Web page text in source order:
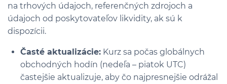
na trhových údajoch, referenčných zdrojoch a
údajoch od poskytovateľov likvidity, ak sú k
dispozícii.
Časté aktualizácie: Kurz sa počas globálnych
obchodných hodín (nedeľa – piatok UTC)
častejšie aktualizuje, aby čo najpresnejšie odrážal